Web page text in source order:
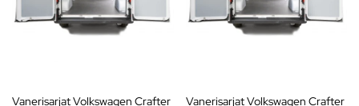
Vanerisarjat Volkswagen Crafter
Vanerisarjat Volkswagen Crafter